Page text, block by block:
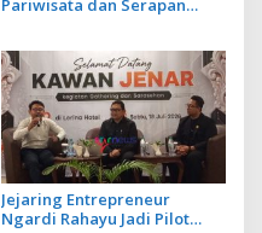
Pariwisata dan Serapan
KEK Kura Kura
Jejaring Entrepreneur
Ngardi Rahayu Jadi Pilot